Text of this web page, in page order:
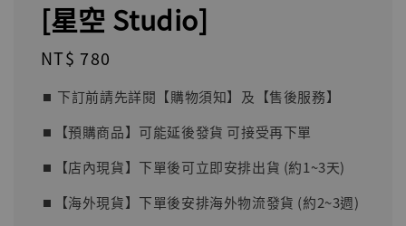
[星空 Studio]
Regular
NT$ 780
⏹︎ 下訂前請先詳閱【購物須知】及【售後服務】
⏹︎【預購商品】可能延後發貨 可接受再下單
⏹︎【店內現貨】下單後可立即安排出貨 (約1~3天)
⏹︎【海外現貨】下單後安排海外物流發貨 (約2~3週)